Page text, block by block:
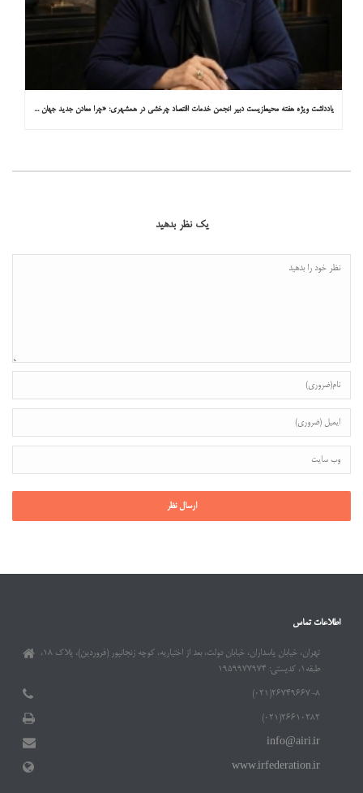
یادداشت ویژه هفته محیط‌زیست دبیر انجمن خدمات اقتصاد چرخشی در همشهری: «چرا معادن جدید جهان زیر زمین نیستند؟»
یک نظر بدهید
اطلاعات تماس
تهران، خیابان پاسداران، خیابان دولت، بعد از اختیاریه، کوچه زنجانپور (فروردین)، پلاک ۱۸،
طبقه۱، کدپستی: ۱۹۵۹۹۷۷۹۷۴
۲۶۷۴۹۶۶۷-۸(۰۲۱)
۲۶۶۱۰۲۸۲(۰۲۱)
info@airi.ir
www.irfederation.ir